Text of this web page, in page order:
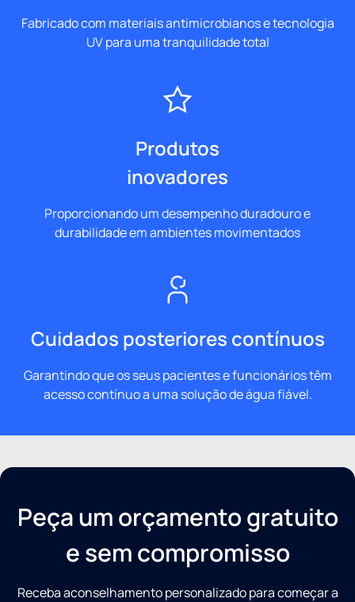
Fabricado com materiais antimicrobianos e tecnologia
UV para uma tranquilidade total
Produtos
inovadores
Proporcionando um desempenho duradouro e
durabilidade em ambientes movimentados
Cuidados posteriores contínuos
Garantindo que os seus pacientes e funcionários têm
acesso contínuo a uma solução de água fiável.
Peça um orçamento gratuito
e sem compromisso
Receba aconselhamento personalizado para começar a